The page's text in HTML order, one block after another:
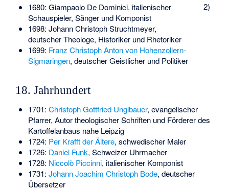
2)
1680: Giampaolo De Dominici, italienischer
Schauspieler, Sänger und Komponist
1698: Johann Christoph Struchtmeyer,
deutscher Theologe, Historiker und Rhetoriker
1699: Franz Christoph Anton von Hohenzollern-
Sigmaringen, deutscher Geistlicher und Politiker
18. Jahrhundert
1701: Christoph Gottfried Ungibauer, evangelischer
Pfarrer, Autor theologischer Schriften und Förderer des
Kartoffelanbaus nahe Leipzig
1724: Per Krafft der Ältere, schwedischer Maler
1726: Daniel Funk, Schweizer Uhrmacher
1728: Niccolò Piccinni, italienischer Komponist
1731: Johann Joachim Christoph Bode, deutscher
Übersetzer